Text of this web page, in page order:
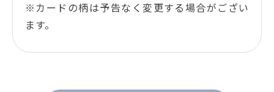
※カードの柄は予告なく変更する場合がござい
ます。